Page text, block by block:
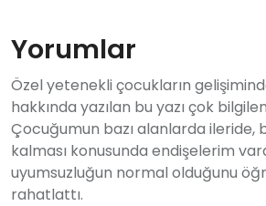
Yorumlar
Özel yetenekli çocukların
hakkında yazılan bu yazı çok
Çocuğumun bazı alanlarda ileride,
kalması konusunda endişelerim
uyumsuzluğun normal olduğunu
rahatlattı.